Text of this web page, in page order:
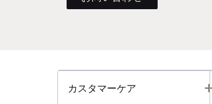
カスタマーケア